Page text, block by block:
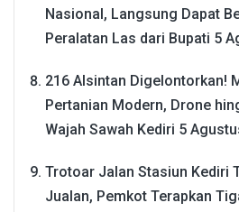
Nasional, Langsung Dapat
Peralatan Las dari Bupati 5
216 Alsintan Digelontorkan!
Pertanian Modern, Drone
Wajah Sawah Kediri 5
Trotoar Jalan Stasiun Kediri
Jualan, Pemkot Terapkan